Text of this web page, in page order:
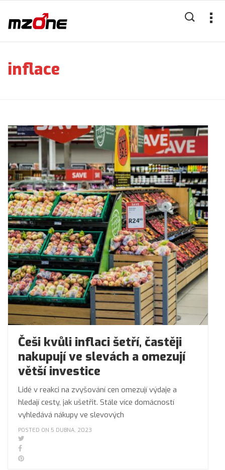
inflace
Češi kvůli inflaci šetří, častěji
nakupují ve slevách a omezují
větší investice
Lidé v reakci na zvyšování cen omezují výdaje a
hledají cesty, jak ušetřit. Stále více domácností
vyhledává nákupy ve slevových
POSTED ON 5 DUBNA, 2023